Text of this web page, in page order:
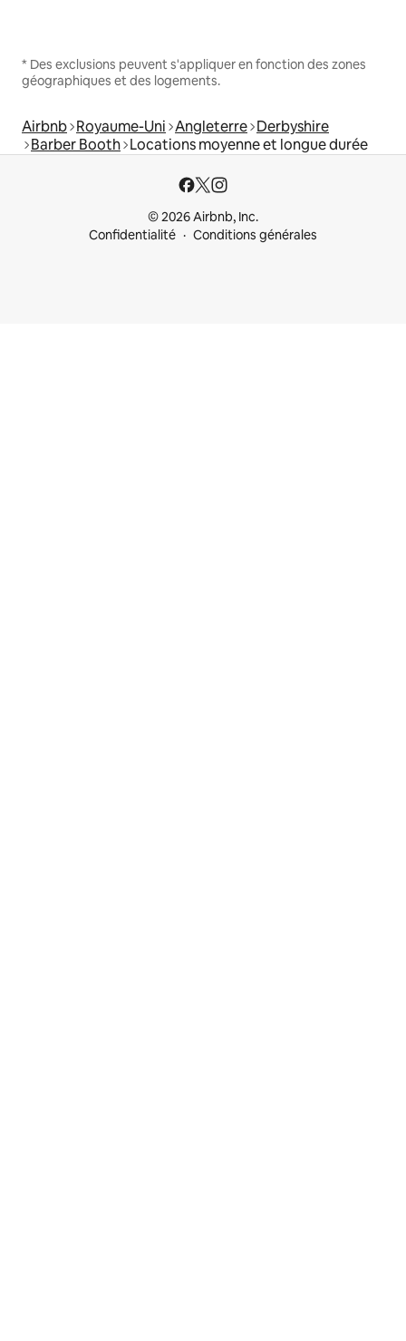
* Des exclusions peuvent s'appliquer en fonction des zones
géographiques et des logements.
Airbnb Royaume-Uni Angleterre Derbyshire
Barber Booth Locations moyenne et longue durée
© 2026 Airbnb, Inc.
Confidentialité
Conditions générales